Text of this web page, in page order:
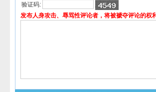
验证码:
发布人身攻击、辱骂性评论者，将被褫夺评论的权